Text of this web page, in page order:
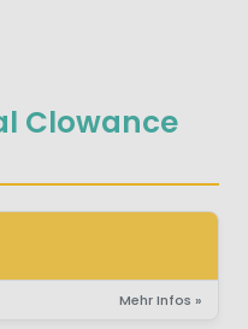
Clowance
Mehr Infos »